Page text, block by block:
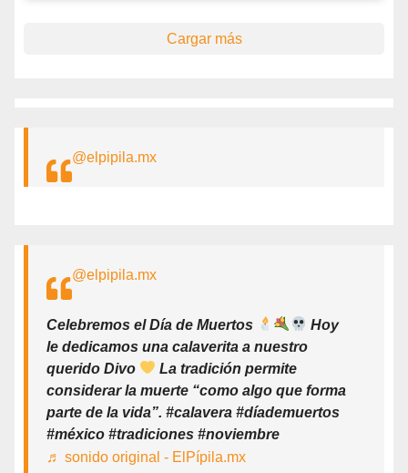
Cargar más
@elpipila.mx
@elpipila.mx
Celebremos el Día de Muertos
Hoy
le dedicamos una calaverita a nuestro
querido Divo
La tradición permite
considerar la muerte “como algo que forma
parte de la vida”. #calavera #díademuertos
#méxico #tradiciones #noviembre
♬ sonido original - ElPípila.mx